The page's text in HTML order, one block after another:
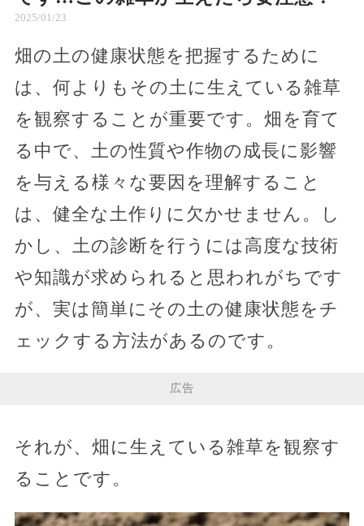
2025/01/23
畑の土の健康状態を把握するために
は、何よりもその土に生えている雑草
を観察することが重要です。畑を育て
る中で、土の性質や作物の成長に影響
を与える様々な要因を理解すること
は、健全な土作りに欠かせません。し
かし、土の診断を行うには高度な技術
や知識が求められると思われがちです
が、実は簡単にその土の健康状態をチ
ェックする方法があるのです。
広告
それが、畑に生えている雑草を観察す
ることです。